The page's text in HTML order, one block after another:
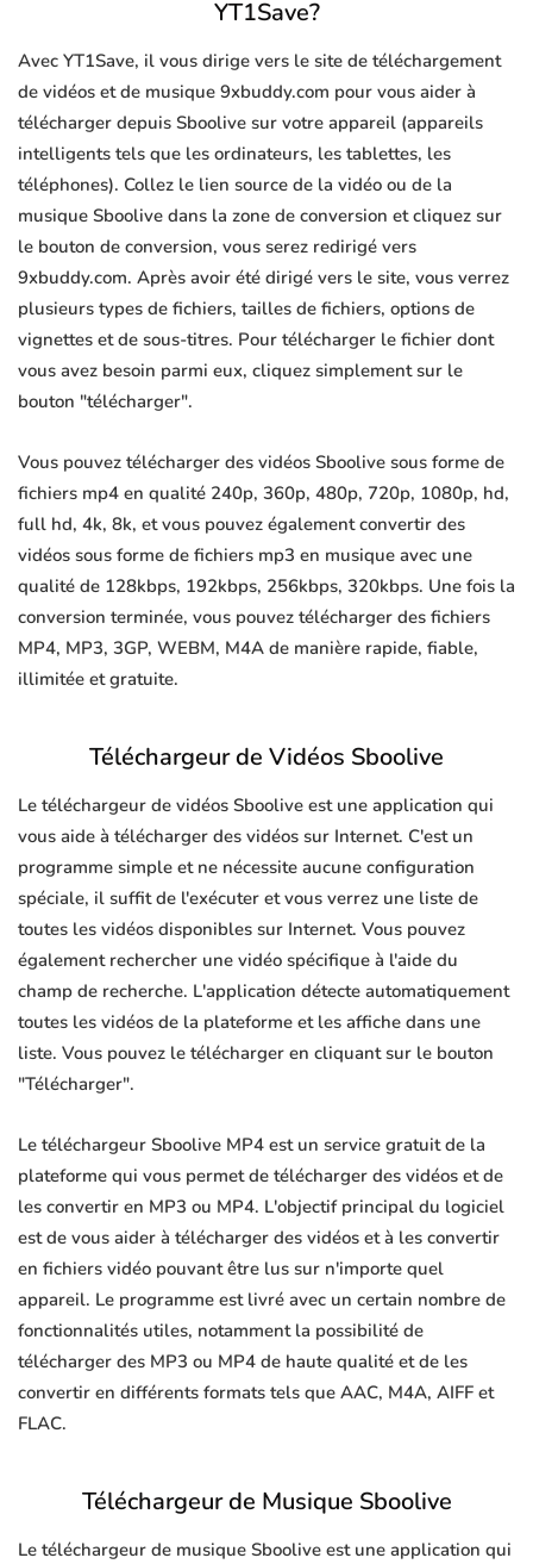
YT1Save?
Avec YT1Save, il vous dirige vers le site de téléchargement
de vidéos et de musique 9xbuddy.com pour vous aider à
télécharger depuis Sboolive sur votre appareil (appareils
intelligents tels que les ordinateurs, les tablettes, les
téléphones). Collez le lien source de la vidéo ou de la
musique Sboolive dans la zone de conversion et cliquez sur
le bouton de conversion, vous serez redirigé vers
9xbuddy.com. Après avoir été dirigé vers le site, vous verrez
plusieurs types de fichiers, tailles de fichiers, options de
vignettes et de sous-titres. Pour télécharger le fichier dont
vous avez besoin parmi eux, cliquez simplement sur le
bouton "télécharger".
Vous pouvez télécharger des vidéos Sboolive sous forme de
fichiers mp4 en qualité 240p, 360p, 480p, 720p, 1080p, hd,
full hd, 4k, 8k, et vous pouvez également convertir des
vidéos sous forme de fichiers mp3 en musique avec une
qualité de 128kbps, 192kbps, 256kbps, 320kbps. Une fois la
conversion terminée, vous pouvez télécharger des fichiers
MP4, MP3, 3GP, WEBM, M4A de manière rapide, fiable,
illimitée et gratuite.
Téléchargeur de Vidéos Sboolive
Le téléchargeur de vidéos Sboolive est une application qui
vous aide à télécharger des vidéos sur Internet. C'est un
programme simple et ne nécessite aucune configuration
spéciale, il suffit de l'exécuter et vous verrez une liste de
toutes les vidéos disponibles sur Internet. Vous pouvez
également rechercher une vidéo spécifique à l'aide du
champ de recherche. L'application détecte automatiquement
toutes les vidéos de la plateforme et les affiche dans une
liste. Vous pouvez le télécharger en cliquant sur le bouton
"Télécharger".
Le téléchargeur Sboolive MP4 est un service gratuit de la
plateforme qui vous permet de télécharger des vidéos et de
les convertir en MP3 ou MP4. L'objectif principal du logiciel
est de vous aider à télécharger des vidéos et à les convertir
en fichiers vidéo pouvant être lus sur n'importe quel
appareil. Le programme est livré avec un certain nombre de
fonctionnalités utiles, notamment la possibilité de
télécharger des MP3 ou MP4 de haute qualité et de les
convertir en différents formats tels que AAC, M4A, AIFF et
FLAC.
Téléchargeur de Musique Sboolive
Le téléchargeur de musique Sboolive est une application qui